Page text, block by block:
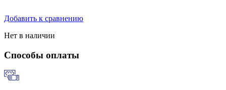
Добавить к сравнению
Нет в наличии
Способы оплаты